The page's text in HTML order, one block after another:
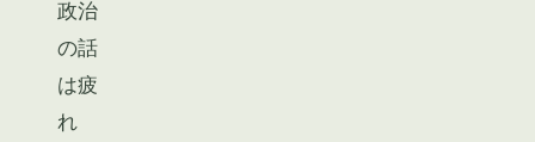
政治
の話
は疲
れ